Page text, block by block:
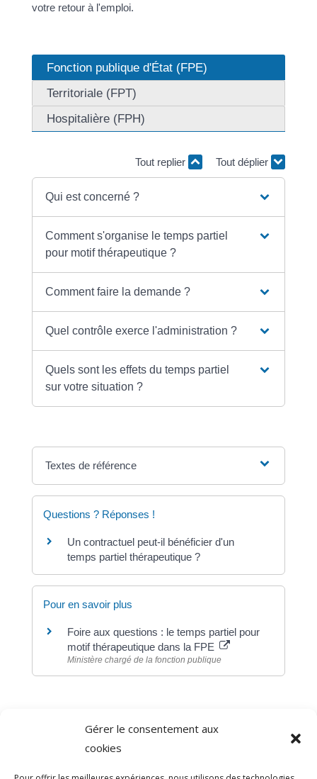
Gérer le consentement aux
cookies
votre retour à l'emploi.
Fonction publique d'État (FPE)
Territoriale (FPT)
Hospitalière (FPH)
Tout replier Tout déplier
Qui est concerné ?
Comment s'organise le temps partiel
pour motif thérapeutique ?
Comment faire la demande ?
Quel contrôle exerce l'administration ?
Quels sont les effets du temps partiel
sur votre situation ?
Textes de référence
Questions ? Réponses !
Un contractuel peut-il bénéficier d'un
temps partiel thérapeutique ?
Pour en savoir plus
Foire aux questions : le temps partiel pour
motif thérapeutique dans la FPE
Ministère chargé de la fonction publique
Direction de l'information légale et administrative
comarquage developpé par